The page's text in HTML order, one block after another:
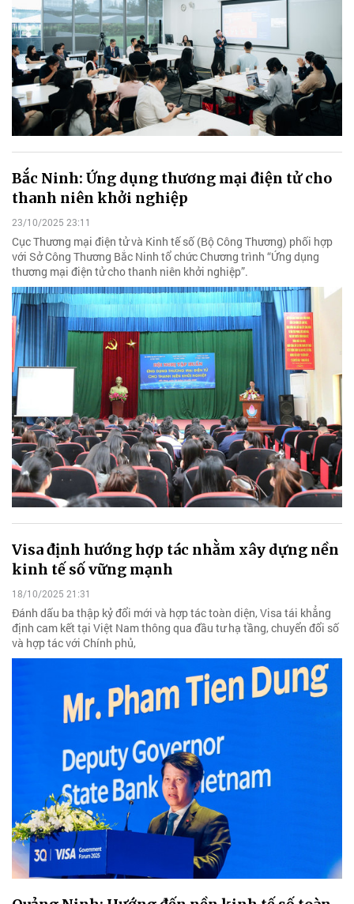
Bắc Ninh: Ứng dụng thương mại điện tử cho
thanh niên khởi nghiệp
23/10/2025 23:11
Cục Thương mại điện tử và Kinh tế số (Bộ Công Thương) phối hợp
với Sở Công Thương Bắc Ninh tổ chức Chương trình “Ứng dụng
thương mại điện tử cho thanh niên khởi nghiệp”.
Visa định hướng hợp tác nhằm xây dựng nền
kinh tế số vững mạnh
18/10/2025 21:31
Đánh dấu ba thập kỷ đổi mới và hợp tác toàn diện, Visa tái khẳng
định cam kết tại Việt Nam thông qua đầu tư hạ tầng, chuyển đổi số
và hợp tác với Chính phủ,